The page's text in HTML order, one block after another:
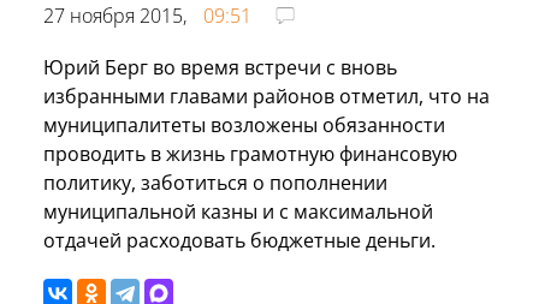
27 ноября 2015,
09:51
Юрий Берг во время встречи с вновь
избранными главами районов отметил, что на
муниципалитеты возложены обязанности
проводить в жизнь грамотную финансовую
политику, заботиться о пополнении
муниципальной казны и с максимальной
отдачей расходовать бюджетные деньги.